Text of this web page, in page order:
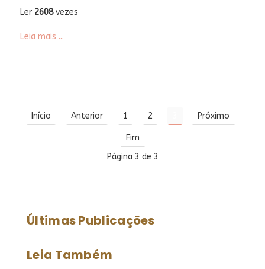
Ler 2608vezes
Leia mais ...
Início Anterior 1 2 Próximo
Fim
Página 3 de 3
Últimas Publicações
Leia Também